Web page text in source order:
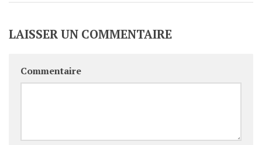
LAISSER UN COMMENTAIRE
Commentaire